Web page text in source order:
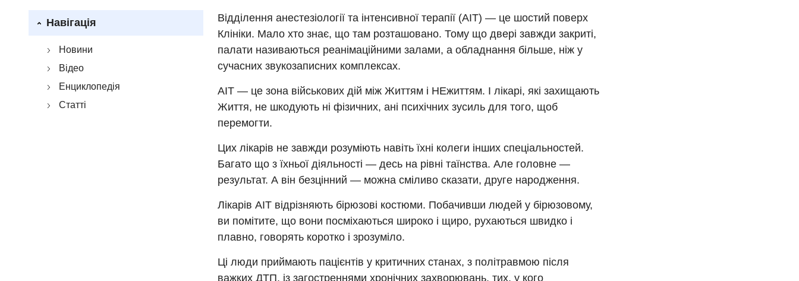
Навігація
Новини
Відео
Енциклопедія
Статті
Відділення анестезіології та інтенсивної терапії (АІТ) — це шостий поверх
Клініки. Мало хто знає, що там розташовано. Тому що двері завжди закриті,
палати називаються реанімаційними залами, а обладнання більше, ніж у
сучасних звукозаписних комплексах.
АІТ — це зона військових дій між Життям і НЕжиттям. І лікарі, які захищають
Життя, не шкодують ні фізичних, ані психічних зусиль для того, щоб
перемогти.
Цих лікарів не завжди розуміють навіть їхні колеги інших спеціальностей.
Багато що з їхньої діяльності — десь на рівні таїнства. Але головне —
результат. А він безцінний — можна сміливо сказати, друге народження.
Лікарів АІТ відрізняють бірюзові костюми. Побачивши людей у бірюзовому,
ви помітите, що вони посміхаються широко і щиро, рухаються швидко і
плавно, говорять коротко і зрозуміло.
Ці люди приймають пацієнтів у критичних станах, з політравмою після
важких ДТП, із загостреннями хронічних захворювань, тих, у кого